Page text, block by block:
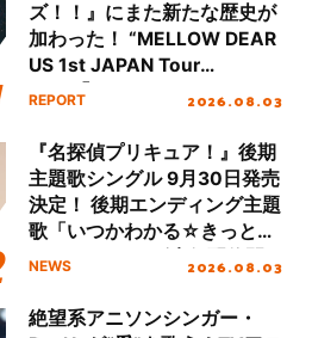
ズ！！』にまた新たな歴史が
加わった！ “MELLOW DEAR
US 1st JAPAN Tour
Final「NICE to meet YOU
ート!!
REPORT 2026.08.03
『名探偵プリキュア！』後期
主題歌シングル 9月30日発売
決定！ 後期エンディング主題
歌「いつかわかる☆きっとあ
える」TVサイズ先行配信開
NEWS 2026.08.03
絶望系アニソンシンガー・